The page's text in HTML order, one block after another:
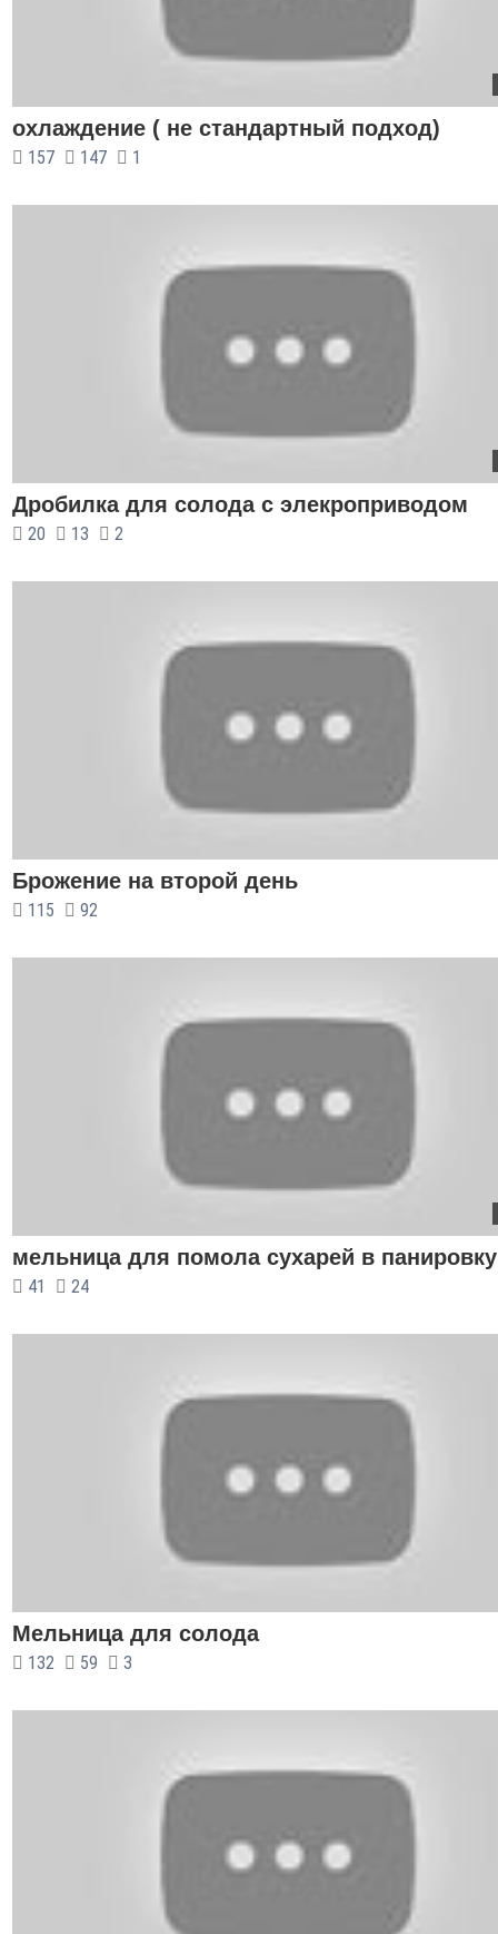
охлаждение ( не стандартный подход)
157 147 1
Дробилка для солода с элекроприводом
20 13 2
Брожение на второй день
115 92
мельница для помола сухарей в панировку
41 24
Мельница для солода
132 59 3